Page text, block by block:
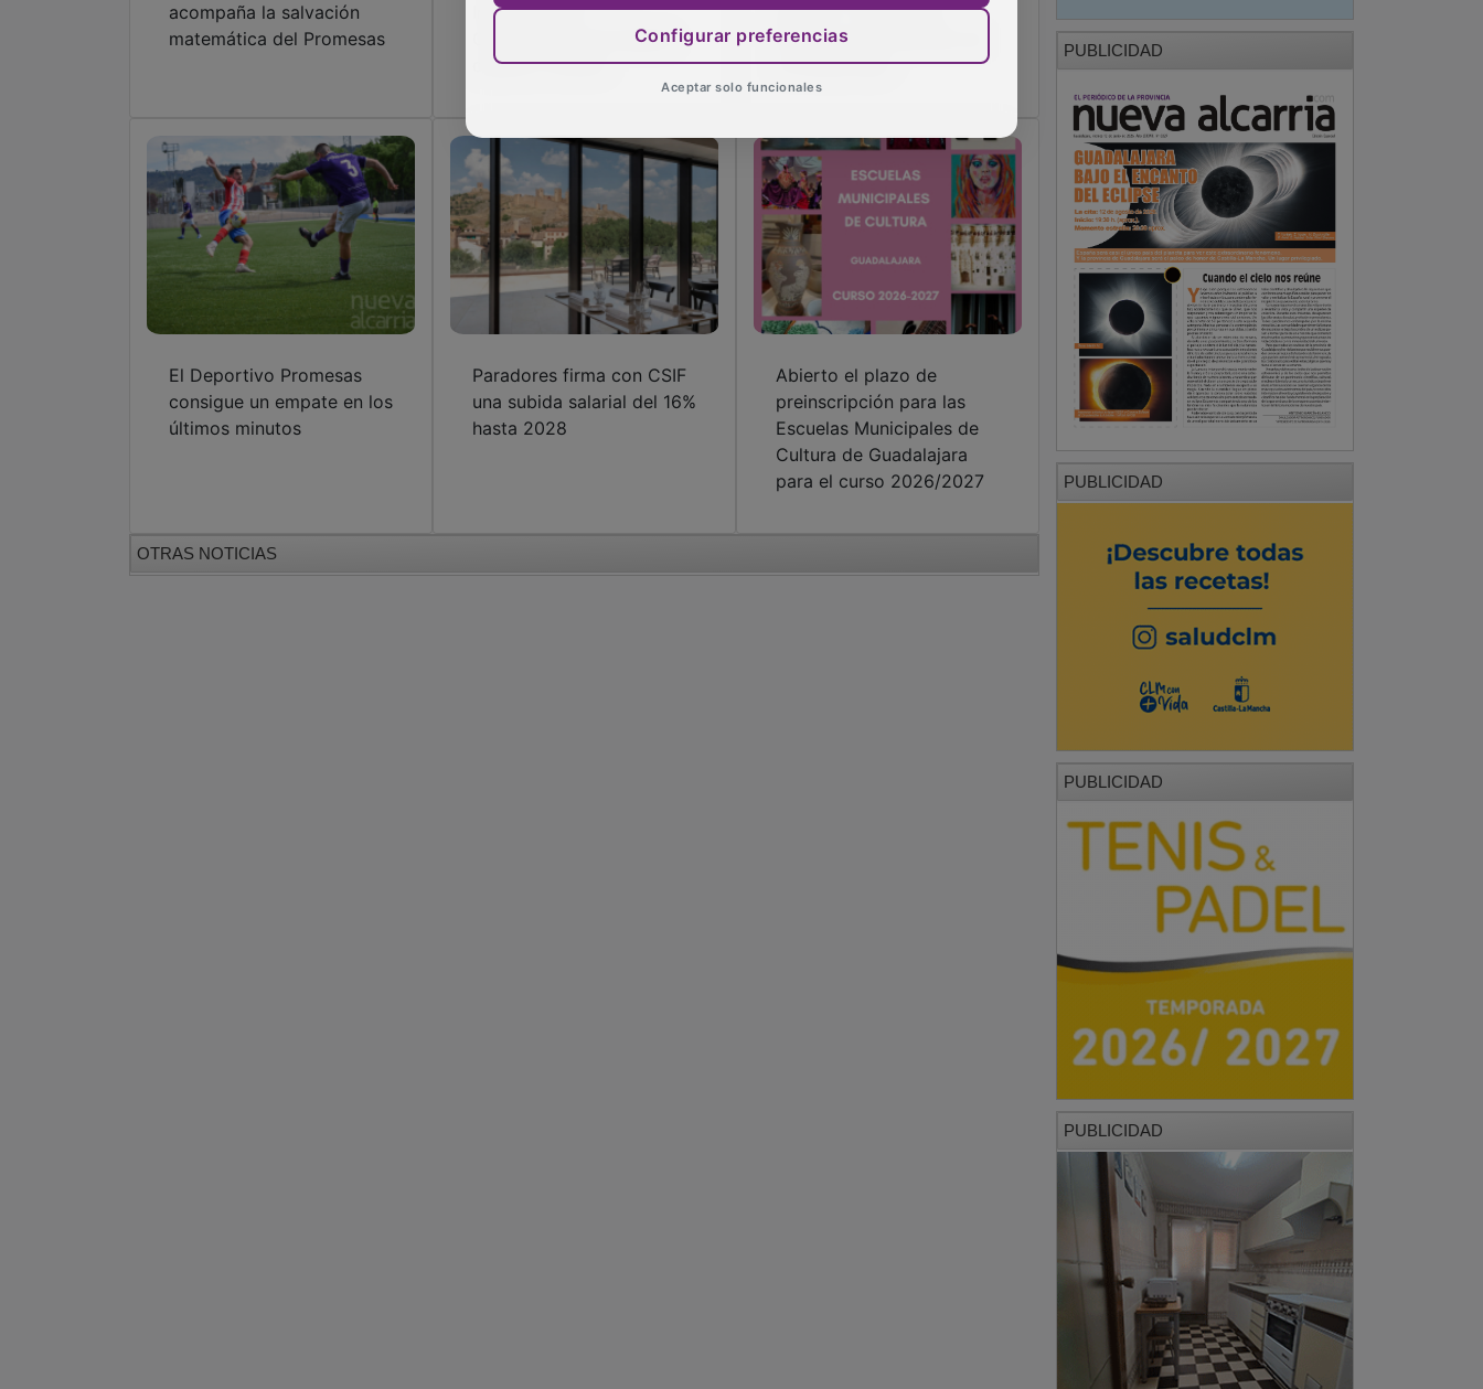
acompaña la salvación
matemática del Promesas
Inokuma en el
Campeonato de España
cadete e infantil
partido: “hoy hemos
hecho el peor partido de
la temporada”
El Deportivo Promesas
consigue un empate en los
últimos minutos
Paradores firma con CSIF
una subida salarial del 16%
hasta 2028
Abierto el plazo de
preinscripción para las
Escuelas Municipales de
Cultura de Guadalajara
para el curso 2026/2027
OTRAS NOTICIAS
PUBLICIDAD
PUBLICIDAD
PUBLICIDAD
PUBLICIDAD
Configurar preferencias
Aceptar solo funcionales